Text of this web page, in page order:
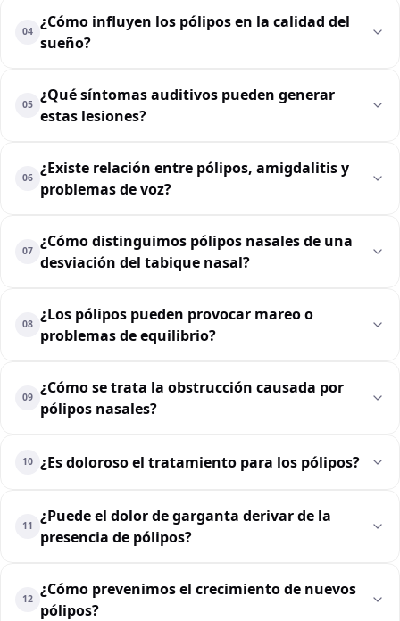
04
¿Cómo influyen los pólipos en la calidad del
sueño?
05
¿Qué síntomas auditivos pueden generar
estas lesiones?
06
¿Existe relación entre pólipos, amigdalitis y
problemas de voz?
07
¿Cómo distinguimos pólipos nasales de una
desviación del tabique nasal?
08
¿Los pólipos pueden provocar mareo o
problemas de equilibrio?
09
¿Cómo se trata la obstrucción causada por
pólipos nasales?
10 ¿Es doloroso el tratamiento para los pólipos?
11
¿Puede el dolor de garganta derivar de la
presencia de pólipos?
12
¿Cómo prevenimos el crecimiento de nuevos
pólipos?